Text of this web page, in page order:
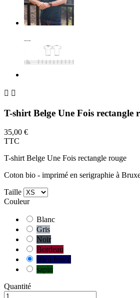
 
T-shirt Belge Une Fois rectangle
35,00 €
TTC
T-shirt Belge Une Fois rectangle rouge
Coton bio - imprimé en serigraphie à
Taille
Couleur
Blanc
Gris
Noir
Bordeau
Bleu foncé
sapin
Quantité